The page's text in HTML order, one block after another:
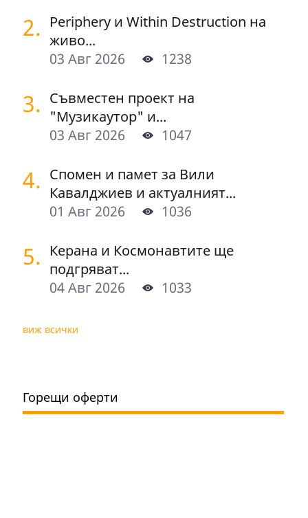
2. Periphery и Within Destruction на
живо...
03 Авг 2026
1238
3. Съвместен проект на
"Музикаутор" и...
03 Авг 2026
1047
4. Спомен и памет за Вили
Кавалджиев и актуалният...
01 Авг 2026
1036
5. Керана и Космонавтите ще
подгряват...
04 Авг 2026
1033
виж всички
Горещи оферти